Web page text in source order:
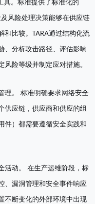
风险处理决策能够在供应链
和比较。TARA通过结构化流
、分析攻击路径、评估影响
风险等级并制定应对措施。
理。
标准明确要求网络安全
供应链，供应商和供应的组
件）都需要遵循安全实践和
活动。
在生产运维阶段，标
、漏洞管理和安全事件响应
不断变化的外部环境中出现